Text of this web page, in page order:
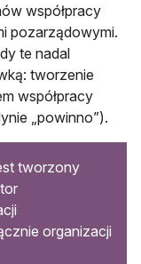
współpracy
pozarządowymi.
te nadal
tworzenie
współpracy
„powinno”).
tworzony
organizacji